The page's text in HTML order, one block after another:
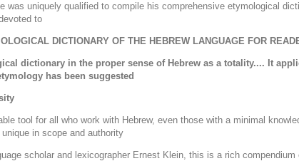
was uniquely qualified to compile his comprehensive etymological
to:
DICTIONARY OF THE HEBREW LANGUAGE FOR
dictionary in the proper sense of Hebrew as a totality.... It
has been suggested.”
tool for all who work with Hebrew, even those with a minimal
in scope and authority.
scholar and lexicographer Ernest Klein, this is a rich